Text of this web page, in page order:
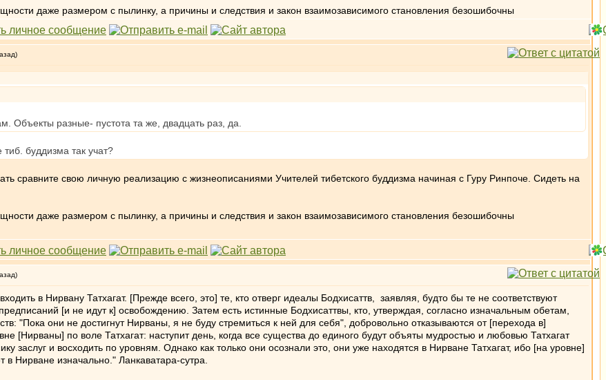
даже размером с пылинку, а причины и следствия и закон взаимозависимого становления безошибочны
Объекты разные- пустота та же, двадцать раз, да.
буддизма так учат?
сравните свою личную реализацию с жизнеописаниями Учителей тибетского буддизма начиная с Гуру Ринпоче. Сидеть на
даже размером с пылинку, а причины и следствия и закон взаимозависимого становления безошибочны
в Нирвану Татхагат. [Прежде всего, это] те, кто отверг идеалы Бодхисаттв, заявляя, будто бы те не соответствуют
[и не идут к] освобождению. Затем есть истинные Бодхисаттвы, кто, утверждая, согласно изначальным обетам,
"Пока они не достигнут Нирваны, я не буду стремиться к ней для себя", добровольно отказываются от [перехода в]
[Нирваны] по воле Татхагат: наступит день, когда все существа до единого будут объяты мудростью и любовью Татхагат
заслуг и восходить по уровням. Однако как только они осознали это, они уже находятся в Нирване Татхагат, ибо [на уровне]
Нирване изначально." Ланкаватара-сутра.